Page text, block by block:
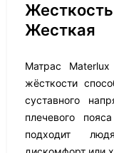
Жесткая
Матрас
жёсткости
суставного
плечевого
подходит